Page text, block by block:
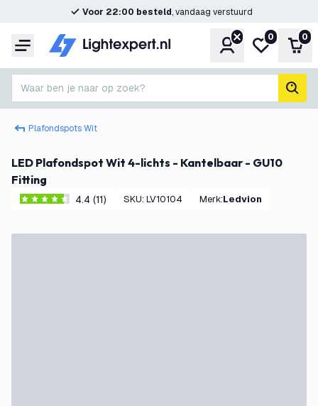
Voor 22:00 besteld, vandaag verstuurd
Menu Account
Mijn
0 0
Waar ben je naar op zoek?
Plafondspots Wit
LED Plafondspot Wit 4-lichts - Kantelbaar - GU10
Fitting
4.4 score sterren
4.4 (11) SKU: LV10104 Merk: Ledvion